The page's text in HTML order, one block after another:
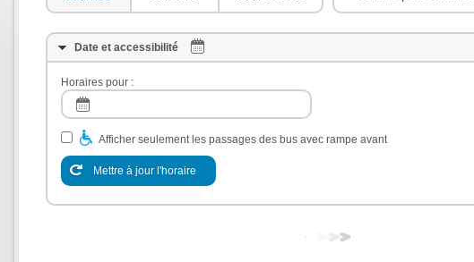
Date et accessibilité
Horaires pour :
Afficher seulement les passages des bus avec rampe avant
Mettre à jour l'horaire